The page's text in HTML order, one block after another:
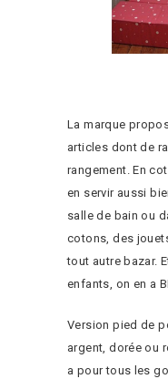
La marque
articles dont de
rangement. En
en servir aussi
salle de bain ou
cotons, des
tout autre bazar.
enfants, on en a
Version pied de
argent, dorée ou
a pour tous les